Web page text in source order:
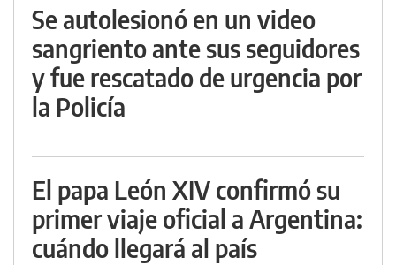
Se autolesionó en un video
sangriento ante sus seguidores
y fue rescatado de urgencia por
la Policía
El papa León XIV confirmó su
primer viaje oficial a Argentina:
cuándo llegará al país